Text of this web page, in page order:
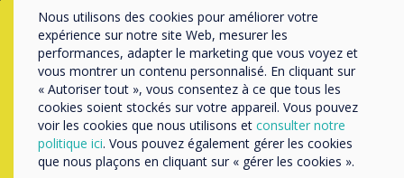
Prêt à acheter?
Contactez unexpertClevertouch en
completant le formulaire ci-dessous
Remplissez ce formulaire
Nous utilisons des cookies pour améliorer votre
expérience sur notre site Web, mesurer les
performances, adapter le marketing que vous voyez et
vous montrer un contenu personnalisé. En cliquant sur
« Autoriser tout », vous consentez à ce que tous les
cookies soient stockés sur votre appareil. Vous pouvez
voir les cookies que nous utilisons et consulter notre
politique ici. Vous pouvez également gérer les cookies
que nous plaçons en cliquant sur « gérer les cookies ».
Organisation Name
Nous aimerions vous contacter au sujet de nos produits
et services par e-mail, téléphone ou courrier.
J'accepte de recevoir des communications de
Clevertouch.